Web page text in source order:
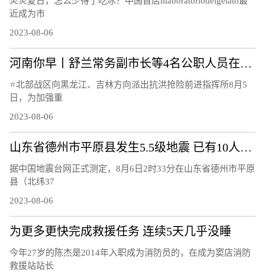
近成为市
2023-08-06
河南你早丨舒兰常务副市长等4名公职人员在抗洪抢险中失联；山东平原县发生5.5级地震；河南开打国产带状疱疹疫苗
⭐北部战区向黑龙江、吉林方向派出抗洪抢险前进指挥所8月5
日，为加强重
2023-08-06
山东省德州市平原县发生5.5级地震 已有10人受轻微伤
据中国地震台网正式测定，8月6日2时33分在山东省德州市平原
县（北纬37
2023-08-06
为更多更快完成救援任务 连续5天几乎没睡
今年27岁的陈杰是2014年入职成为消防员的，在成为窦店消防
救援站站长